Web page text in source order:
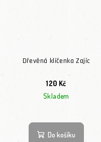
Dřevěná klíčenka Zajíc
120 Kč
Skladem
Do košíku